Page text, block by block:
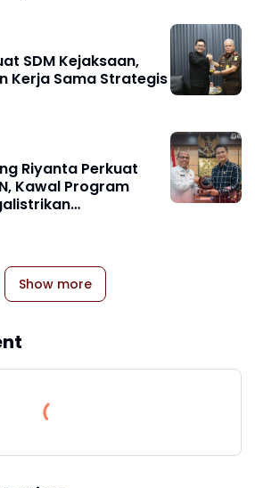
SDM Kejaksaan,
Kerja Sama Strategis
Riyanta Perkuat
Kawal Program
Hukum
Show more